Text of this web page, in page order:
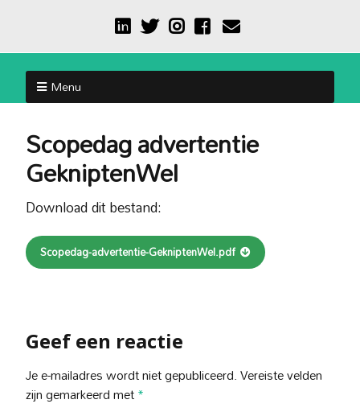
Menu
Scopedag advertentie
GekniptenWel
Download dit bestand:
Scopedag-advertentie-GekniptenWel.pdf
Geef een reactie
Je e-mailadres wordt niet gepubliceerd.Vereiste velden
zijn gemarkeerd met*